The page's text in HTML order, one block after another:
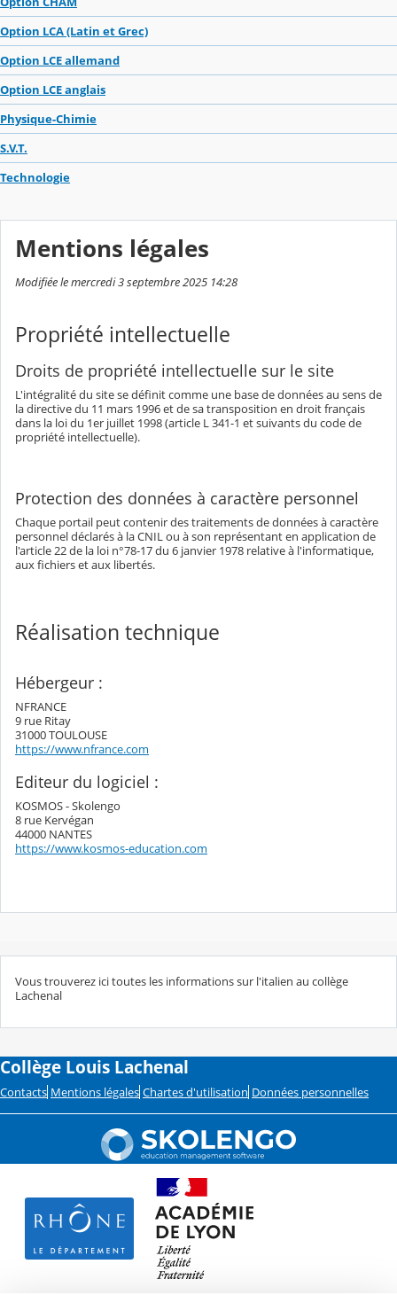
Option LCA (Latin et Grec)
Option LCE allemand
Option LCE anglais
Physique-Chimie
S.V.T.
Technologie
Mentions légales
Modifiée le mercredi 3 septembre 2025 14:28
Propriété intellectuelle
Droits de propriété intellectuelle sur le site
L'intégralité du site se définit comme une base de données au sens de
la directive du 11 mars 1996 et de sa transposition en droit français
dans la loi du 1er juillet 1998 (article L 341-1 et suivants du code de
propriété intellectuelle).
Protection des données à caractère personnel
Chaque portail peut contenir des traitements de données à caractère
personnel déclarés à la CNIL ou à son représentant en application de
l'article 22 de la loi n°78-17 du 6 janvier 1978 relative à l'informatique,
aux fichiers et aux libertés.
Réalisation technique
Hébergeur :
NFRANCE
9 rue Ritay
31000 TOULOUSE
https://www.nfrance.com
Editeur du logiciel :
KOSMOS - Skolengo
8 rue Kervégan
44000 NANTES
https://www.kosmos-education.com
Vous trouverez ici toutes les informations sur l'italien au collège
Lachenal
Collège Louis Lachenal
Contacts Mentions légales Chartes d'utilisation Données personnelles